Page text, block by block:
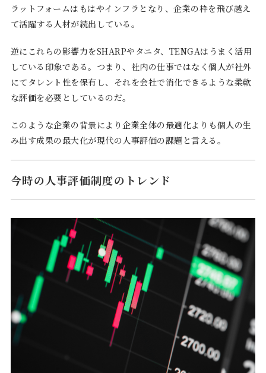
ラットフォームはもはやインフラとなり、企業の枠を飛び越え
て活躍する人材が続出している。
逆にこれらの影響力をSHARPやタニタ、TENGAはうまく活用
している印象である。つまり、社内の仕事ではなく個人が社外
にてタレント性を保有し、それを会社で消化できるような柔軟
な評価を必要としているのだ。
このような企業の背景により企業全体の最適化よりも個人の生
み出す成果の最大化が現代の人事評価の課題と言える。
今時の人事評価制度のトレンド